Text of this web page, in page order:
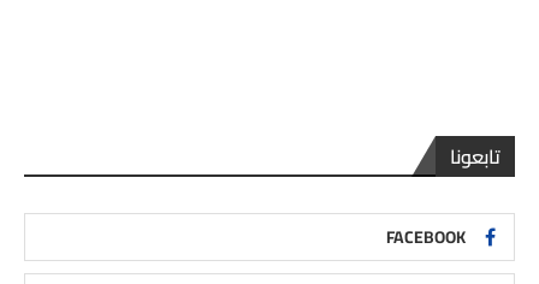
تابعونا
FACEBOOK